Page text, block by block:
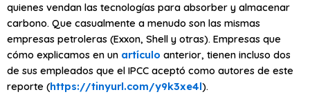
quienes vendan las tecnologías para absorber y almacenar
carbono. Que casualmente a menudo son las mismas
empresas petroleras (Exxon, Shell y otras). Empresas que
cómo explicamos en un artículo anterior, tienen incluso dos
de sus empleados que el IPCC aceptó como autores de este
reporte (https://tinyurl.com/y9k3xe4l).